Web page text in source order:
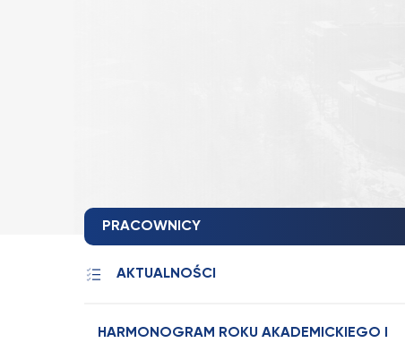
PRACOWNICY
AKTUALNOŚCI
HARMONOGRAM ROKU AKADEMICKIEGO I